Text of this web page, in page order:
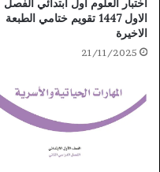
اختبار العلوم اول ابتدائي الفصل
الاول 1447 تقويم ختامي الطبعة
الاخيرة
21/11/2025